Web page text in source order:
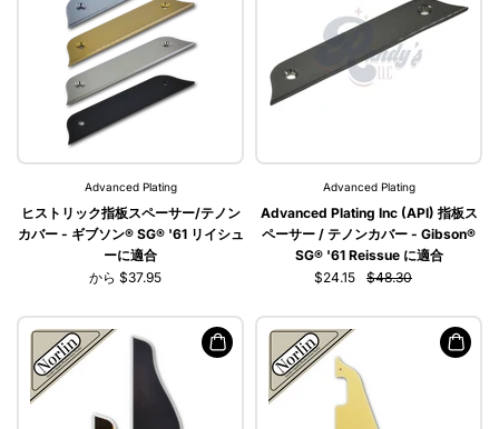
Advanced Plating
ヒストリック指板スペーサー/テノン
カバー - ギブソン® SG® '61 リイシュ
ーに適合
から $37.95
Advanced Plating
Advanced Plating Inc (API) 指板ス
ペーサー / テノンカバー - Gibson®
SG® '61 Reissue に適合
$24.15
$48.30